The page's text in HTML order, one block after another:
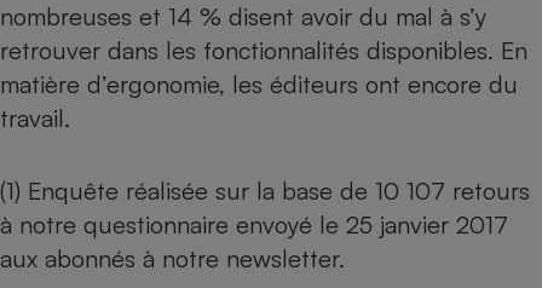
nombreuses et 14 % disent avoir du mal à s’y
retrouver dans les fonctionnalités disponibles. En
matière d’ergonomie, les éditeurs ont encore du
travail.
(1) Enquête réalisée sur la base de 10 107 retours
à notre questionnaire envoyé le 25 janvier 2017
aux abonnés à notre newsletter.